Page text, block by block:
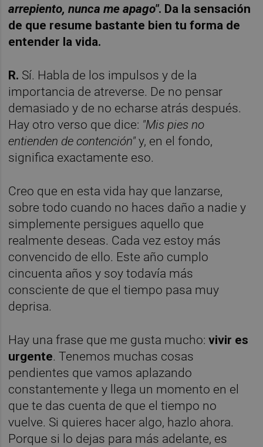
arrepiento, nunca me apago". Da la sensación
de que resume bastante bien tu forma de
entender la vida.
R. Sí. Habla de los impulsos y de la
importancia de atreverse. De no pensar
demasiado y de no echarse atrás después.
Hay otro verso que dice: "Mis pies no
entienden de contención" y, en el fondo,
significa exactamente eso.
Creo que en esta vida hay que lanzarse,
sobre todo cuando no haces daño a nadie y
simplemente persigues aquello que
realmente deseas. Cada vez estoy más
convencido de ello. Este año cumplo
cincuenta años y soy todavía más
consciente de que el tiempo pasa muy
deprisa.
Hay una frase que me gusta mucho:vivir es
urgente. Tenemos muchas cosas
pendientes que vamos aplazando
constantemente y llega un momento en el
que te das cuenta de que el tiempo no
vuelve. Si quieres hacer algo, hazlo ahora.
Porque si lo dejas para más adelante, es